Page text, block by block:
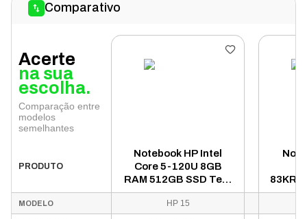
Comparativo
Acerte
na sua
escolha.
Comparação entre
modelos
semelhantes
PRODUTO
Notebook HP Intel
Core 5-120U 8GB
RAM 512GB SSD Tela
15.6" Windows 11
Prata - 15-FD0153WM
Core
MODELO HP 15